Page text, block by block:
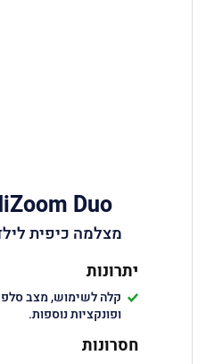
Duo
מצלמה כיפית
יתרונות
קלה לשימוש, מצב
ופונקציות נוספות.
חסרונות